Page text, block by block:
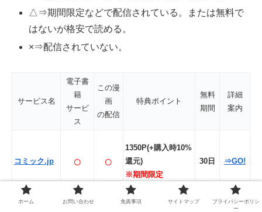
△⇒期間限定などで配信されている。または無料で
はないが格安で読める。
×⇒配信されていない。
サービス名
電子書
籍
サービ
ス
この漫
画
の配信
特典ポイント
無料
期間
詳細
案内
コミック.jp ○ ○
1350P(+購入時10%
還元)
※期間限定
30日 ⇒GO!
登録
ホーム お問い合わせ 免責事項 サイトマップ
プライバシーポリシ
ー